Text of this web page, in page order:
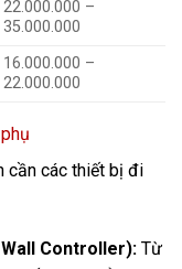
22.000.000 –
35.000.000
16.000.000 –
22.000.000
cần các thiết bị đi
Controller): Từ